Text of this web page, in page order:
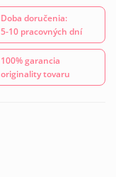
Doba doručenia:
5-10 pracovných dní
100% garancia
originality tovaru